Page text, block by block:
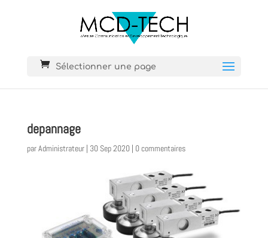
Sélectionner une page
depannage
parAdministrateur| 30 Sep 2020| 0 commentaires